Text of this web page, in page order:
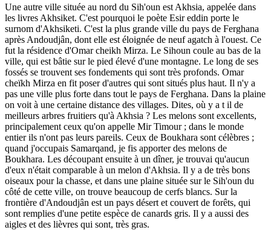
Une autre ville située au nord du Sih'oun est Akhsia, appelée dans
les livres Akhsiket. C'est pourquoi le poète Esir eddin porte le
surnom d'Akhsiketi. C'est la plus grande ville du pays de Ferghana
après Andoudjân, dont elle est éloignée de neuf agatch à l'ouest. Ce
fut la résidence d'Omar cheikh Mirza. Le Sihoun coule au bas de la
ville, qui est bâtie sur le pied élevé d'une montagne. Le long de ses
fossés se trouvent ses fondements qui sont très profonds. Omar
cheïkh Mirza en fit poser d'autres qui sont situés plus haut. Il n'y a
pas une ville plus forte dans tout le pays de Ferghana. Dans la plaine
on voit à une certaine distance des villages. Dites, où y a t il de
meilleurs arbres fruitiers qu'à Akhsia ? Les melons sont excellents,
principalement ceux qu'on appelle Mir Timour ; dans le monde
entier ils n'ont pas leurs pareils. Ceux de Boukhara sont célèbres ;
quand j'occupais Samarqand, je fis apporter des melons de
Boukhara. Les découpant ensuite à un dîner, je trouvai qu'aucun
d'eux n'était comparable à un melon d'Akhsia. Il y a de très bons
oiseaux pour la chasse, et dans une plaine située sur le Sih'oun du
côté de cette ville, on trouve beaucoup de cerfs blancs. Sur la
frontière d'Andoudjân est un pays désert et couvert de forêts, qui
sont remplies d'une petite espèce de canards gris. Il y a aussi des
aigles et des lièvres qui sont, très gras.